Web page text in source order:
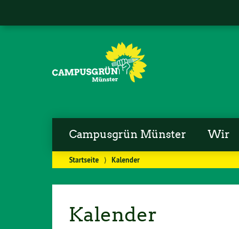
Campusgrün Münster Wir
Startseite ⟩ Kalender
Kalender